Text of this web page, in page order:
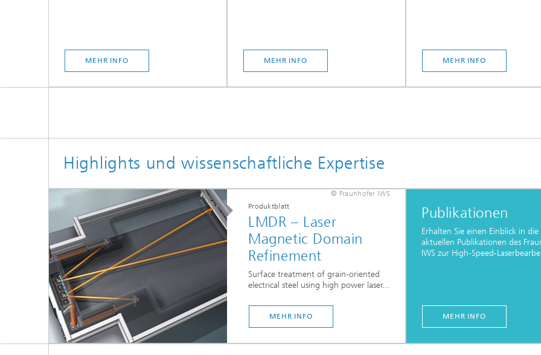
MEHR INFO MEHR INFO MEHR INFO
Highlights und wissenschaftliche Expertise
© Fraunhofer IWS
Produktblatt
LMDR – Laser
Magnetic Domain
Refinement
Surface treatment of grain-oriented
electrical steel using high power laser...
MEHR INFO
Publikationen
Erhalten Sie einen Einblick in die
aktuellen Publikationen des
IWS zur High-Speed-
MEHR INFO